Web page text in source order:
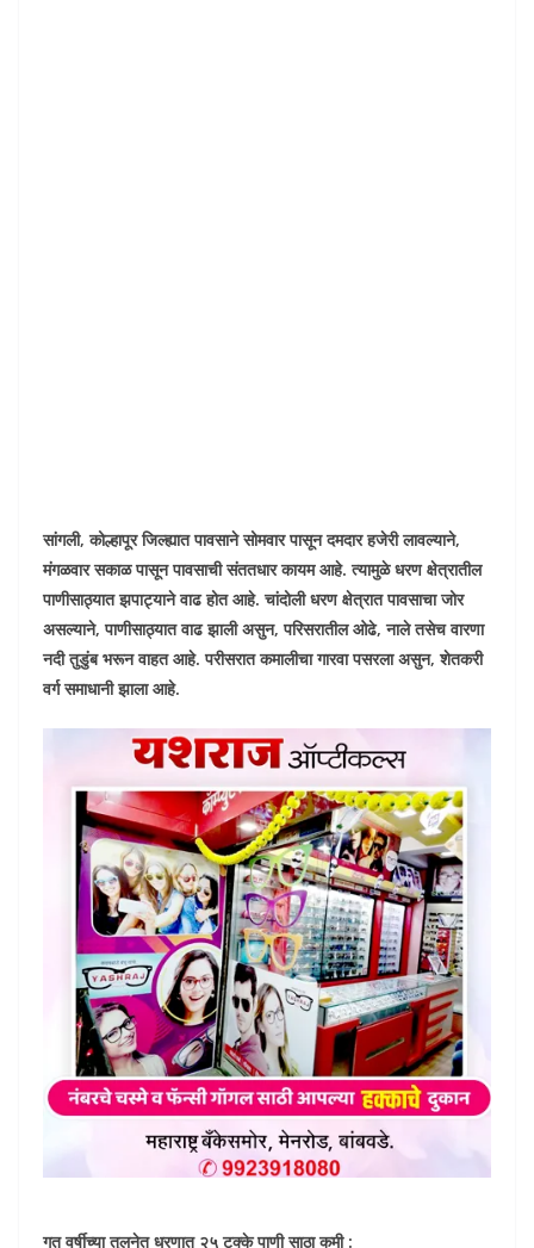
सांगली, कोल्हापूर जिल्ह्यात पावसाने सोमवार पासून दमदार हजेरी लावल्याने,
मंगळवार सकाळ पासून पावसाची संततधार कायम आहे. त्यामुळे धरण क्षेत्रातील
पाणीसाठ्यात झपाट्याने वाढ होत आहे. चांदोली धरण क्षेत्रात पावसाचा जोर
असल्याने, पाणीसाठ्यात वाढ झाली असुन, परिसरातील ओढे, नाले तसेच वारणा
नदी तुडुंब भरून वाहत आहे. परीसरात कमालीचा गारवा पसरला असुन, शेतकरी
वर्ग समाधानी झाला आहे.
गत वर्षीच्या तुलनेत धरणात २५ टक्के पाणी साठा कमी :